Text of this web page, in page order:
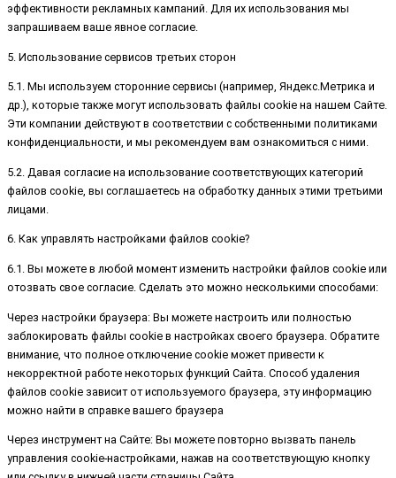
эффективности рекламных кампаний. Для их использования мы
запрашиваем ваше явное согласие.
5. Использование сервисов третьих сторон
5.1. Мы используем сторонние сервисы (например, Яндекс.Метрика и
др.), которые также могут использовать файлы cookie на нашем Сайте.
Эти компании действуют в соответствии с собственными политиками
конфиденциальности, и мы рекомендуем вам ознакомиться с ними.
5.2. Давая согласие на использование соответствующих категорий
файлов cookie, вы соглашаетесь на обработку данных этими третьими
лицами.
6. Как управлять настройками файлов cookie?
6.1. Вы можете в любой момент изменить настройки файлов cookie или
отозвать свое согласие. Сделать это можно несколькими способами:
Через настройки браузера: Вы можете настроить или полностью
заблокировать файлы cookie в настройках своего браузера. Обратите
внимание, что полное отключение cookie может привести к
некорректной работе некоторых функций Сайта. Способ удаления
файлов cookie зависит от используемого браузера, эту информацию
можно найти в справке вашего браузера
Через инструмент на Сайте: Вы можете повторно вызвать панель
управления cookie-настройками, нажав на соответствующую кнопку